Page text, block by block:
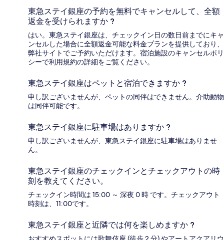
東急ステイ銀座の予約を無料でキャンセルして、全額
返金を受けられますか ?
はい。東急ステイ銀座は、チェックイン日の数日前までにキャ
ンセルした場合に全額返金可能な料金プランを提供しており、
弊社サイトでご予約いただけます。宿泊施設のキャンセルポリ
シーで利用規約の詳細をご覧ください。
東急ステイ銀座はペットと宿泊できますか ?
申し訳ございませんが、ペットの同伴はできません。介助動物
は同伴可能です。
東急ステイ銀座に駐車場はありますか ?
申し訳ございませんが、東急ステイ銀座に駐車場はありませ
ん。
東急ステイ銀座のチェックインとチェックアウトの時
刻を教えてください。
チェックイン時間は 15:00 ～ 深夜 0 時 です。チェックアウト
時刻は、11:00です。
東急ステイ銀座と近隣では何を楽しめますか ?